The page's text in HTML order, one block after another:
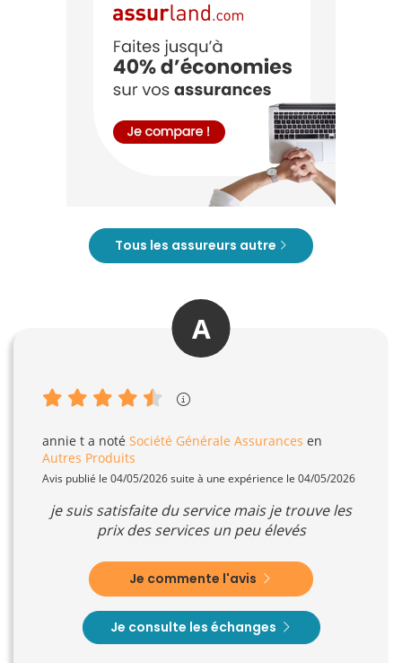
Tous les assureurs autre
A
annie t a noté Société Générale Assurances en
Autres Produits
Avis publié le 04/05/2026 suite à une expérience le 04/05/2026
je suis satisfaite du service mais je trouve les
prix des services un peu élevés
Je commente l'avis
Je consulte les échanges